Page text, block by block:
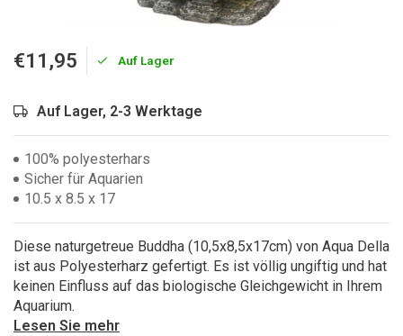
€11,95 Auf Lager
Auf Lager, 2-3 Werktage
100% polyesterhars
Sicher für Aquarien
10.5 x 8.5 x 17
Diese naturgetreue Buddha (10,5x8,5x17cm) von Aqua Della
ist aus Polyesterharz gefertigt. Es ist völlig ungiftig und hat
keinen Einfluss auf das biologische Gleichgewicht in Ihrem
Aquarium.
Lesen Sie mehr